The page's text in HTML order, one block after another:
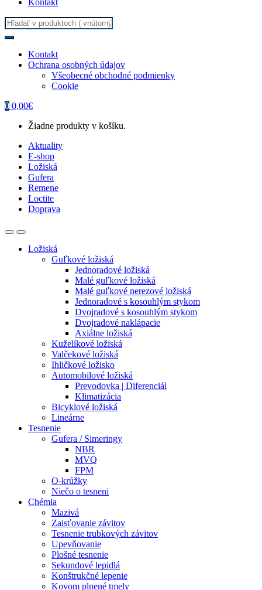
Kontakt
Search
for:
Kontakt
Ochrana osobných údajov
Všeobecné obchodné podmienky
Cookie
0 0,00€
Žiadne produkty v košíku.
Aktuality
E-shop
Ložiská
Gufera
Remene
Loctite
Doprava
Ložiská
Guľkové ložiská
Jednoradové ložiská
Malé guľkové ložiská
Malé guľkové nerezové ložiská
Jednoradové s kosouhlým stykom
Dvojradové s kosouhlým stykom
Dvojradové naklápacie
Axiálne ložiská
Kuželíkové ložiská
Valčekové ložiská
Ihličkové ložisko
Automobilové ložiská
Prevodovka | Diferenciál
Klimatizácia
Bicyklové ložiská
Lineárne
Tesnenie
Gufera / Simeringy
NBR
MVQ
FPM
O-krúžky
Niečo o tesneni
Chémia
Mazivá
Zaisťovanie závitov
Tesnenie trubkových závitov
Upevňovanie
Plošné tesnenie
Sekundové lepidlá
Konštrukčné lepenie
Kovom plnené tmely